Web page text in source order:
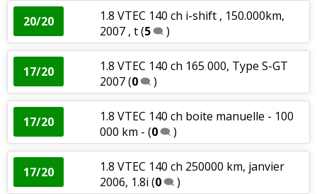
20/20
1.8 VTEC 140 ch i-shift , 150.000km,
2007 , t(5 )
17/20
1.8 VTEC 140 ch 165 000, Type S-GT
2007(0 )
17/20
1.8 VTEC 140 ch boite manuelle - 100
000 km - (0 )
17/20
1.8 VTEC 140 ch 250000 km, janvier
2006, 1.8i (0 )